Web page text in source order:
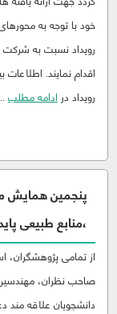
خود با توجه به
رویداد نسبت به شرکت
اقدام نمایند. اطلاعات
رویداد در ادامه مطلب
پنجمین همایش
،منابع طبیعی
از تمامی پژوهشگران،
صاحب نظران،
دانشجویان علاقه